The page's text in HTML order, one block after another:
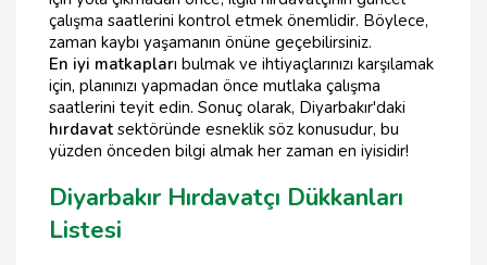
çalışma saatlerini kontrol etmek önemlidir. Böylece,
zaman kaybı yaşamanın önüne geçebilirsiniz.
En iyi matkapları bulmak ve ihtiyaçlarınızı karşılamak
için, planınızı yapmadan önce mutlaka çalışma
saatlerini teyit edin. Sonuç olarak, Diyarbakır'daki
hırdavat sektöründe esneklik söz konusudur, bu
yüzden önceden bilgi almak her zaman en iyisidir!
Diyarbakır Hırdavatçı Dükkanları
Listesi